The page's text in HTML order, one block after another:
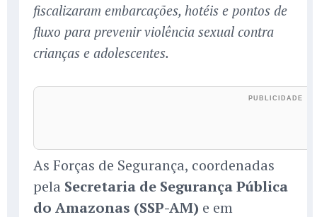
fiscalizaram embarcações, hotéis e pontos de
fluxo para prevenir violência sexual contra
crianças e adolescentes.
As Forças de Segurança, coordenadas
pela Secretaria de Segurança Pública
do Amazonas (SSP-AM) e em